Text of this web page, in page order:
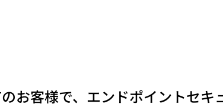
お客様で、エンドポイントセキ